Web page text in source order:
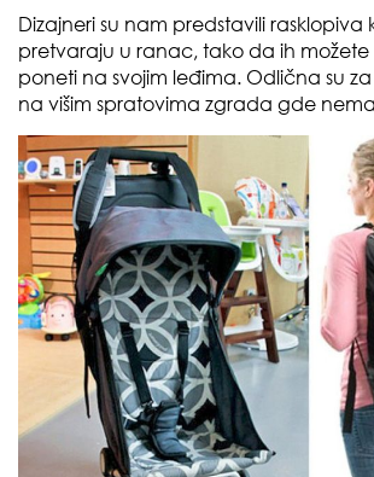
Dizajneri su nam predstavili rasklopiva
pretvaraju u ranac, tako da ih možete
poneti na svojim leđima. Odlična su
na višim spratovima zgrada gde